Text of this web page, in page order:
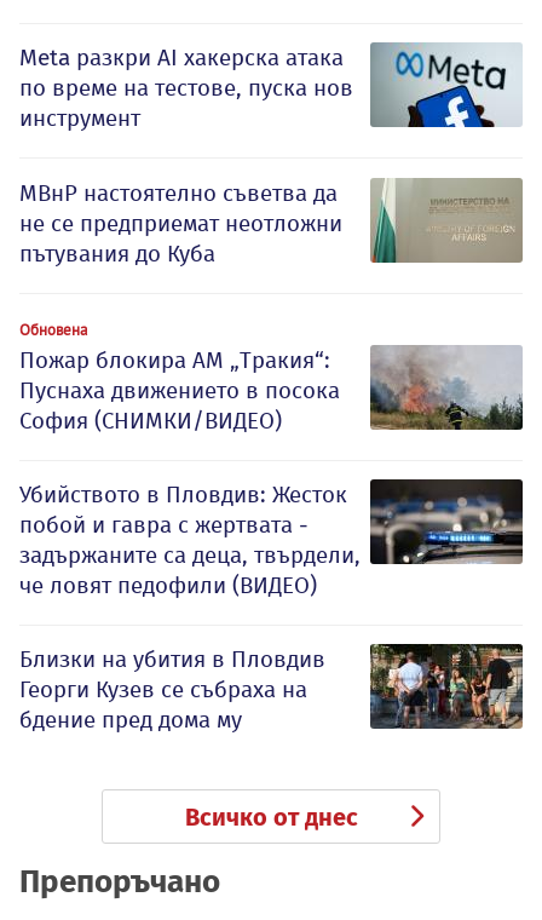
Meta разкри AI хакерска атака
по време на тестове, пуска нов
инструмент
МВнР настоятелно съветва да
не се предприемат неотложни
пътувания до Куба
Обновена
Пожар блокира АМ „Тракия“:
Пуснаха движението в посока
София (СНИМКИ/ВИДЕО)
Убийството в Пловдив: Жесток
побой и гавра с жертвата -
задържаните са деца, твърдели,
че ловят педофили (ВИДЕО)
Близки на убития в Пловдив
Георги Кузев се събраха на
бдение пред дома му
Всичко от днес
Препоръчано